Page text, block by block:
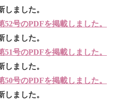
しました。
52号のPDFを掲載しました。
しました。
51号のPDFを掲載しました。
しました。
50号のPDFを掲載しました。
しました。